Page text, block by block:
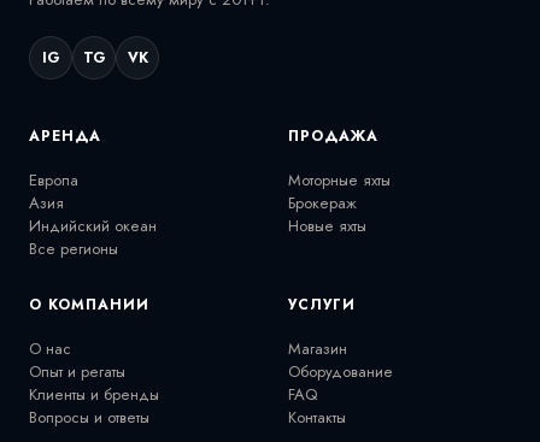
IG TG VK
АРЕНДА
Европа
Азия
Индийский океан
Все регионы
ПРОДАЖА
Моторные яхты
Брокераж
Новые яхты
О КОМПАНИИ
О нас
Опыт и регаты
Клиенты и бренды
Вопросы и ответы
УСЛУГИ
Магазин
Оборудование
FAQ
Контакты